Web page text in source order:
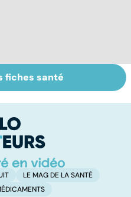
Bébés secoués,
un syndrome
fiches santé
LE MAG DE LA SANTÉ